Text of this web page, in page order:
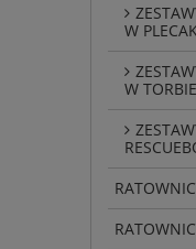
W
W TORBIE